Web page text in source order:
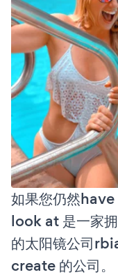
如果您仍然
look at 是一家
的太阳镜公司
create 的公司。